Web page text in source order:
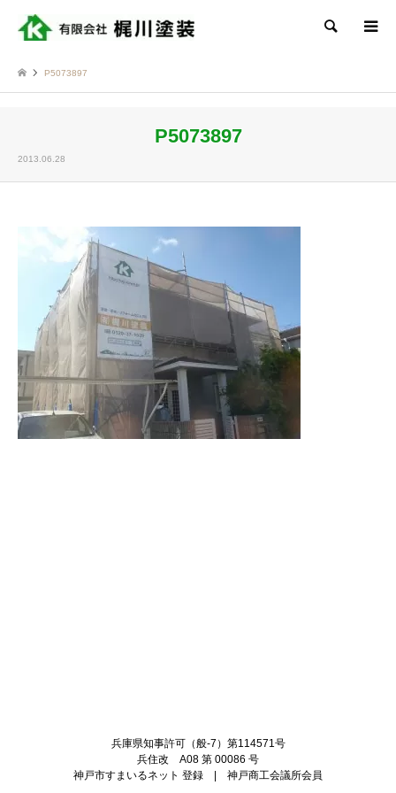
検索
P5073897
P5073897
2013.06.28
兵庫県知事許可（般-7）第114571号
兵住改 A08 第 00086 号
神戸市すまいるネット 登録 | 神戸商工会議所会員